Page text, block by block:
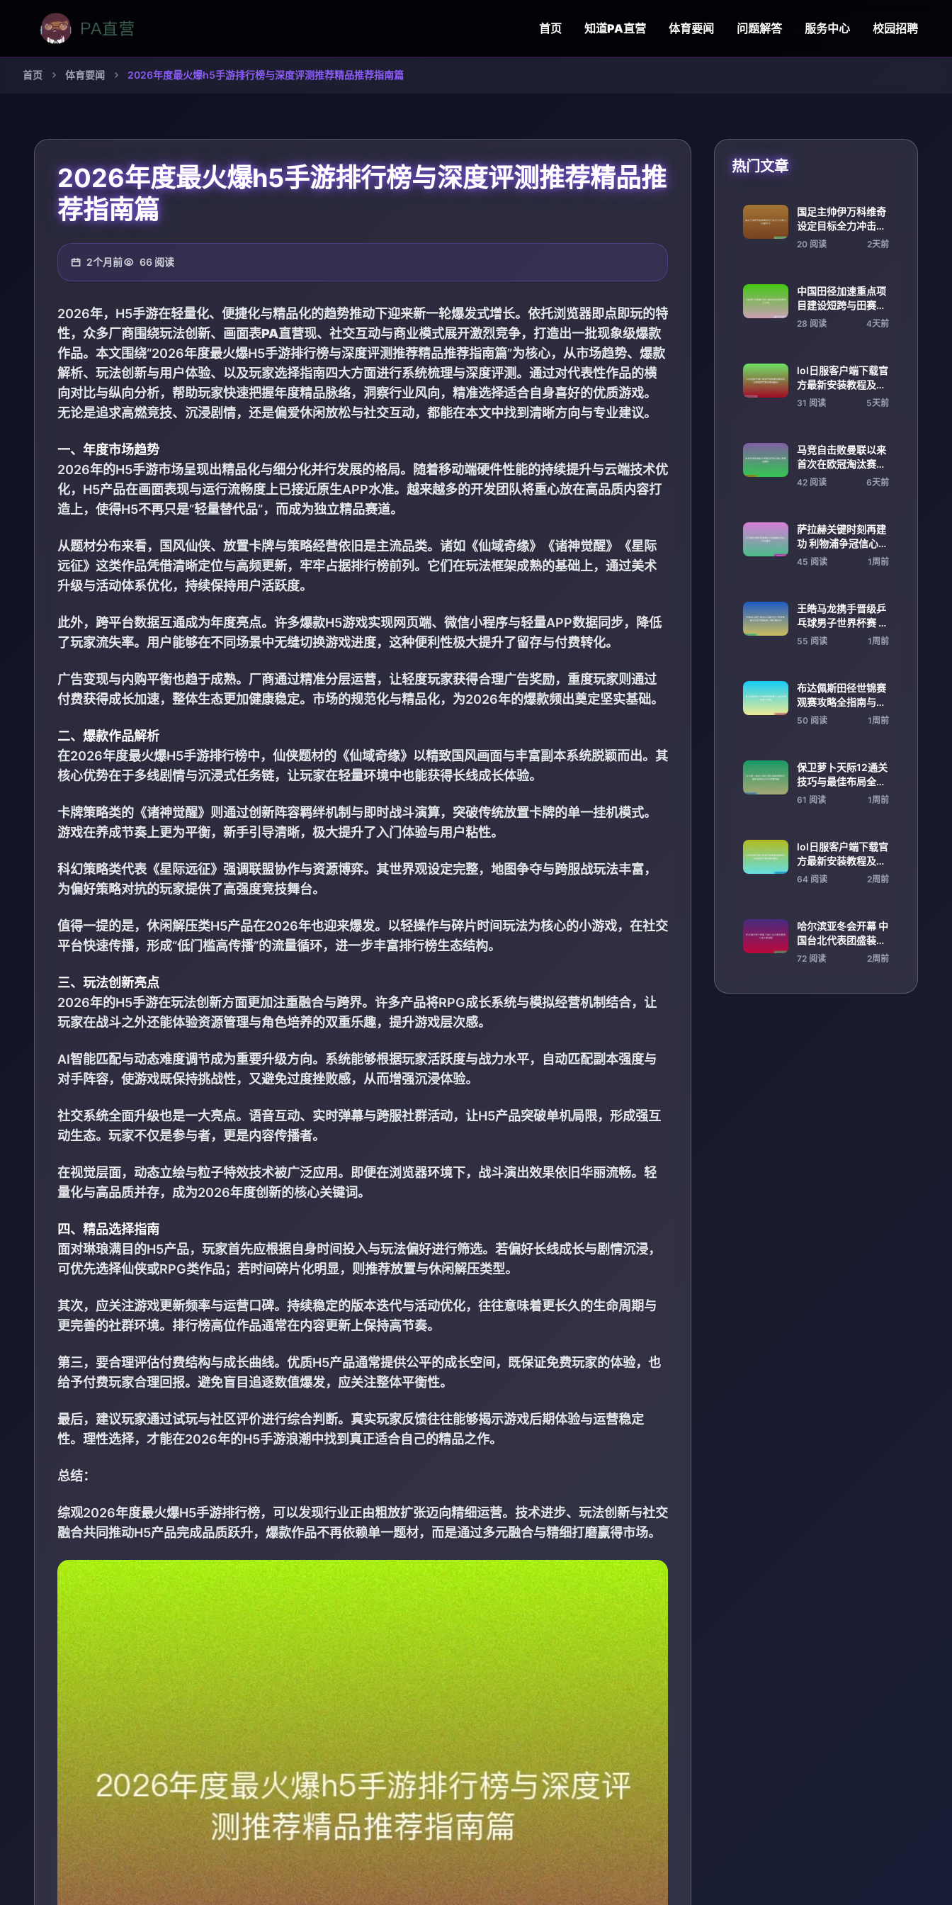
首页 知道PA直营 体育要闻 问题解答 服务中心 校园招聘
首页 体育要闻 2026年度最火爆h5手游排行榜与深度评测推荐精品推荐指南篇
2026年度最火爆h5手游排行榜与深度评测推荐精品推
荐指南篇
2个月前 66 阅读
2026年，H5手游在轻量化、便捷化与精品化的趋势推动下迎来新一轮爆发式增长。依托浏览器即点即玩的特
性，众多厂商围绕玩法创新、画面表PA直营现、社交互动与商业模式展开激烈竞争，打造出一批现象级爆款
作品。本文围绕“2026年度最火爆H5手游排行榜与深度评测推荐精品推荐指南篇”为核心，从市场趋势、爆款
解析、玩法创新与用户体验、以及玩家选择指南四大方面进行系统梳理与深度评测。通过对代表性作品的横
向对比与纵向分析，帮助玩家快速把握年度精品脉络，洞察行业风向，精准选择适合自身喜好的优质游戏。
无论是追求高燃竞技、沉浸剧情，还是偏爱休闲放松与社交互动，都能在本文中找到清晰方向与专业建议。
一、年度市场趋势
2026年的H5手游市场呈现出精品化与细分化并行发展的格局。随着移动端硬件性能的持续提升与云端技术优
化，H5产品在画面表现与运行流畅度上已接近原生APP水准。越来越多的开发团队将重心放在高品质内容打
造上，使得H5不再只是“轻量替代品”，而成为独立精品赛道。
从题材分布来看，国风仙侠、放置卡牌与策略经营依旧是主流品类。诸如《仙域奇缘》《诸神觉醒》《星际
远征》这类作品凭借清晰定位与高频更新，牢牢占据排行榜前列。它们在玩法框架成熟的基础上，通过美术
升级与活动体系优化，持续保持用户活跃度。
此外，跨平台数据互通成为年度亮点。许多爆款H5游戏实现网页端、微信小程序与轻量APP数据同步，降低
了玩家流失率。用户能够在不同场景中无缝切换游戏进度，这种便利性极大提升了留存与付费转化。
广告变现与内购平衡也趋于成熟。厂商通过精准分层运营，让轻度玩家获得合理广告奖励，重度玩家则通过
付费获得成长加速，整体生态更加健康稳定。市场的规范化与精品化，为2026年的爆款频出奠定坚实基础。
二、爆款作品解析
在2026年度最火爆H5手游排行榜中，仙侠题材的《仙域奇缘》以精致国风画面与丰富副本系统脱颖而出。其
核心优势在于多线剧情与沉浸式任务链，让玩家在轻量环境中也能获得长线成长体验。
卡牌策略类的《诸神觉醒》则通过创新阵容羁绊机制与即时战斗演算，突破传统放置卡牌的单一挂机模式。
游戏在养成节奏上更为平衡，新手引导清晰，极大提升了入门体验与用户粘性。
科幻策略类代表《星际远征》强调联盟协作与资源博弈。其世界观设定完整，地图争夺与跨服战玩法丰富，
为偏好策略对抗的玩家提供了高强度竞技舞台。
值得一提的是，休闲解压类H5产品在2026年也迎来爆发。以轻操作与碎片时间玩法为核心的小游戏，在社交
平台快速传播，形成“低门槛高传播”的流量循环，进一步丰富排行榜生态结构。
三、玩法创新亮点
2026年的H5手游在玩法创新方面更加注重融合与跨界。许多产品将RPG成长系统与模拟经营机制结合，让
玩家在战斗之外还能体验资源管理与角色培养的双重乐趣，提升游戏层次感。
AI智能匹配与动态难度调节成为重要升级方向。系统能够根据玩家活跃度与战力水平，自动匹配副本强度与
对手阵容，使游戏既保持挑战性，又避免过度挫败感，从而增强沉浸体验。
社交系统全面升级也是一大亮点。语音互动、实时弹幕与跨服社群活动，让H5产品突破单机局限，形成强互
动生态。玩家不仅是参与者，更是内容传播者。
在视觉层面，动态立绘与粒子特效技术被广泛应用。即便在浏览器环境下，战斗演出效果依旧华丽流畅。轻
量化与高品质并存，成为2026年度创新的核心关键词。
四、精品选择指南
面对琳琅满目的H5产品，玩家首先应根据自身时间投入与玩法偏好进行筛选。若偏好长线成长与剧情沉浸，
可优先选择仙侠或RPG类作品；若时间碎片化明显，则推荐放置与休闲解压类型。
其次，应关注游戏更新频率与运营口碑。持续稳定的版本迭代与活动优化，往往意味着更长久的生命周期与
更完善的社群环境。排行榜高位作品通常在内容更新上保持高节奏。
第三，要合理评估付费结构与成长曲线。优质H5产品通常提供公平的成长空间，既保证免费玩家的体验，也
给予付费玩家合理回报。避免盲目追逐数值爆发，应关注整体平衡性。
最后，建议玩家通过试玩与社区评价进行综合判断。真实玩家反馈往往能够揭示游戏后期体验与运营稳定
性。理性选择，才能在2026年的H5手游浪潮中找到真正适合自己的精品之作。
总结：
综观2026年度最火爆H5手游排行榜，可以发现行业正由粗放扩张迈向精细运营。技术进步、玩法创新与社交
融合共同推动H5产品完成品质跃升，爆款作品不再依赖单一题材，而是通过多元融合与精细打磨赢得市场。
热门文章
国足主帅伊万科维奇
设定目标全力冲击小
组前四名
20 阅读 2天前
中国田径加速重点项
目建设短跨与田赛齐
头并进
28 阅读 4天前
lol日服客户端下载官
方最新安装教程及加
速指南完整步骤详解
31 阅读 5天前
马竞自击败曼联以来
首次在欧冠淘汰赛客
场获胜
42 阅读 6天前
萨拉赫关键时刻再建
功 利物浦争冠信心持
续增强
45 阅读 1周前
王皓马龙携手晋级乒
乓球男子世界杯赛 争
夺冠军宝座再度上演
55 阅读 1周前
布达佩斯田径世锦赛
观赛攻略全指南与赛
事亮点推荐
50 阅读 1周前
保卫萝卜天际12通关
技巧与最佳布局全解
析指南高分实战攻略
61 阅读 1周前
lol日服客户端下载官
方最新安装教程及加
速指南完整步骤详解
64 阅读 2周前
哈尔滨亚冬会开幕 中
国台北代表团盛装入
场全景呈现
72 阅读 2周前